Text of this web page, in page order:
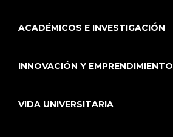
ACADÉMICOS E INVESTIGACIÓN
INNOVACIÓN Y EMPRENDIMIENTO
VIDA UNIVERSITARIA